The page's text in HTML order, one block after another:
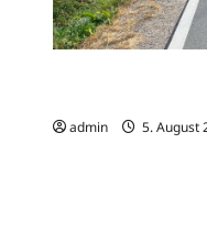
admin
5. August